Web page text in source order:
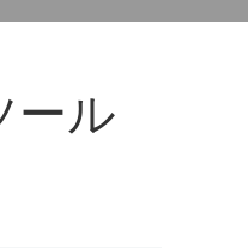
ール